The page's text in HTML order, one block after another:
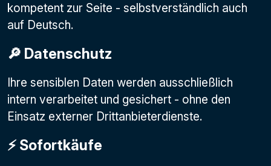
kompetent zur Seite - selbstverständlich auch
auf Deutsch.
🔎 Datenschutz
Ihre sensiblen Daten werden ausschließlich
intern verarbeitet und gesichert - ohne den
Einsatz externer Drittanbieterdienste.
⚡️ Sofortkäufe